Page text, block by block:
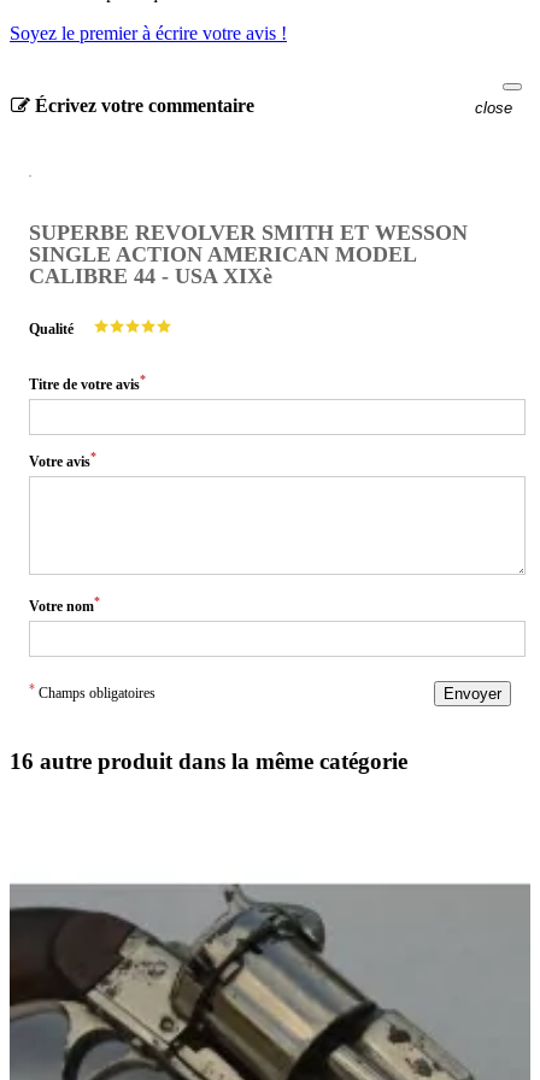
Soyez le premier à écrire votre avis !
Écrivez votre commentaire close
SUPERBE REVOLVER SMITH ET WESSON
SINGLE ACTION AMERICAN MODEL
CALIBRE 44 - USA XIXè
Qualité
Titre de votre avis*
Votre avis*
Votre nom*
* Champs obligatoires Envoyer
16 autre produit dans la même catégorie